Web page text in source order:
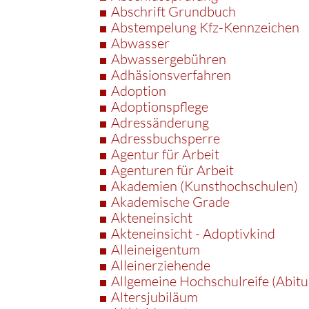
Abschrift Grundbuch
Abstempelung Kfz-Kennzeichen
Abwasser
Abwassergebühren
Adhäsionsverfahren
Adoption
Adoptionspflege
Adressänderung
Adressbuchsperre
Agentur für Arbeit
Agenturen für Arbeit
Akademien (Kunsthochschulen)
Akademische Grade
Akteneinsicht
Akteneinsicht - Adoptivkind
Alleineigentum
Alleinerziehende
Allgemeine Hochschulreife
Altersjubiläum